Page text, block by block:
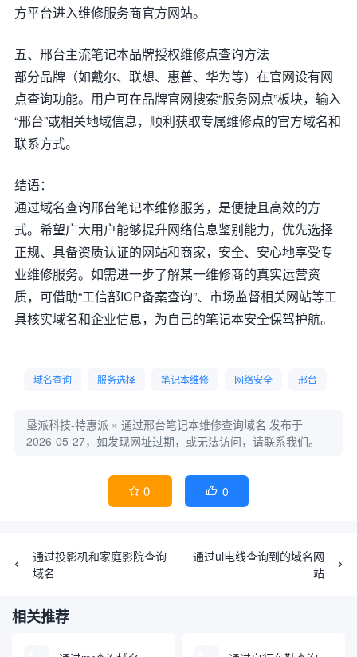
方平台进入维修服务商官方网站。
五、邢台主流笔记本品牌授权维修点查询方法
部分品牌（如戴尔、联想、惠普、华为等）在官网设有网
点查询功能。用户可在品牌官网搜索“服务网点”板块，输入
“邢台”或相关地域信息，顺利获取专属维修点的官方域名和
联系方式。
结语：
通过域名查询邢台笔记本维修服务，是便捷且高效的方
式。希望广大用户能够提升网络信息鉴别能力，优先选择
正规、具备资质认证的网站和商家，安全、安心地享受专
业维修服务。如需进一步了解某一维修商的真实运营资
质，可借助“工信部ICP备案查询”、市场监督相关网站等工
具核实域名和企业信息，为自己的笔记本安全保驾护航。
域名查询 服务选择 笔记本维修 网络安全 邢台
垦派科技-特惠派 » 通过邢台笔记本维修查询域名 发布于
2026-05-27，如发现网址过期，或无法访问，请联系我们。
 0  0
通过投影机和家庭影院查询
域名
通过ul电线查询到的域名网
站
相关推荐